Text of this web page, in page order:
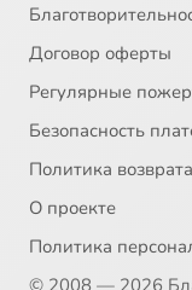
Договор оферты
Регулярные
Безопасность
Политика возврата
О проекте
Политика
© 2008 — 2026